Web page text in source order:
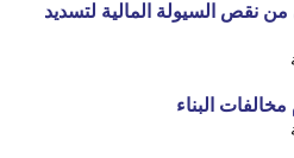
من نقص السيولة المالية لتسديد
البناء